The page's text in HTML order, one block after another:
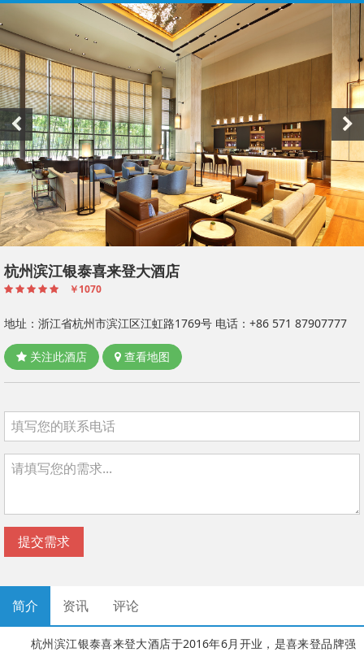
酒店
杭州滨江银泰喜来登大酒店
￥1070
地址：浙江省杭州市滨江区江虹路1769号 电话：+86 571 87907777
关注此酒店 查看地图
提交需求
简介 资讯 评论
杭州滨江银泰喜来登大酒店于2016年6月开业，是喜来登品牌强